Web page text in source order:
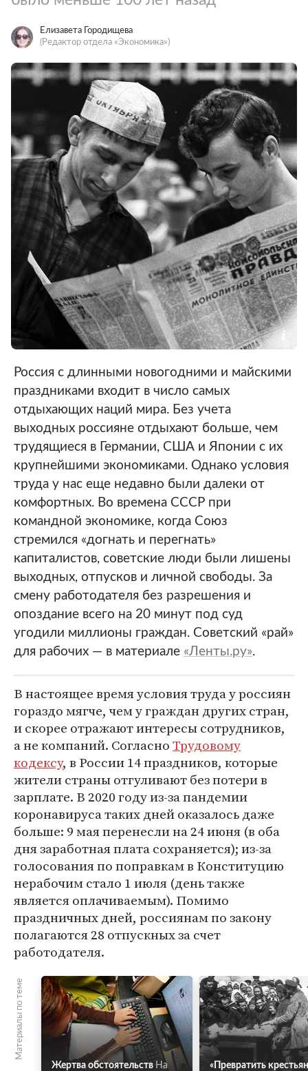
Елизавета Городищева
(Редактор отдела «Экономика»)
Россия с длинными новогодними и майскими
праздниками входит в число самых
отдыхающих наций мира. Без учета
выходных россияне отдыхают больше, чем
трудящиеся в Германии, США и Японии с их
крупнейшими экономиками. Однако условия
труда у нас еще недавно были далеки от
комфортных. Во времена СССР при
командной экономике, когда Союз
стремился «догнать и перегнать»
капиталистов, советские люди были лишены
выходных, отпусков и личной свободы. За
смену работодателя без разрешения и
опоздание всего на 20 минут под суд
угодили миллионы граждан. Советский «рай»
для рабочих — в материале «Ленты.ру».
В настоящее время условия труда у россиян
гораздо мягче, чем у граждан других стран,
и скорее отражают интересы сотрудников,
а не компаний. СогласноТрудовому
кодексу, в России 14 праздников, которые
жители страны отгуливают без потери в
зарплате. В 2020 году из-за пандемии
коронавируса таких дней оказалось даже
больше: 9 мая перенесли на 24 июня (в оба
дня заработная плата сохраняется); из-за
голосования по поправкам в Конституцию
нерабочим стало 1 июля (день также
является оплачиваемым). Помимо
праздничных дней, россиянам по закону
полагаются 28 отпускных за счет
работодателя.
Материалы по теме
Жертва обстоятельств На
«Превратить